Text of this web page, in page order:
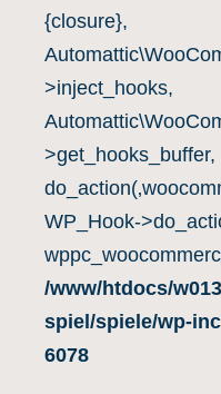
{closure},
>inject_hooks,
>get_hooks_buffer,
WP_Hook-
/www/htdocs/
spiel/spiele/wp-
6078